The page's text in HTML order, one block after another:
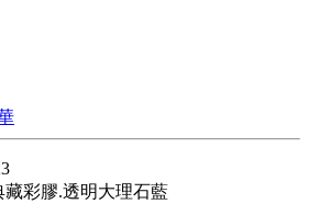
藏彩膠.透明大理石藍